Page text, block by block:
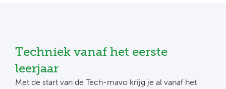
Techniek vanaf het eerste
leerjaar
Met de start van de Tech-mavo krijg je al vanaf het